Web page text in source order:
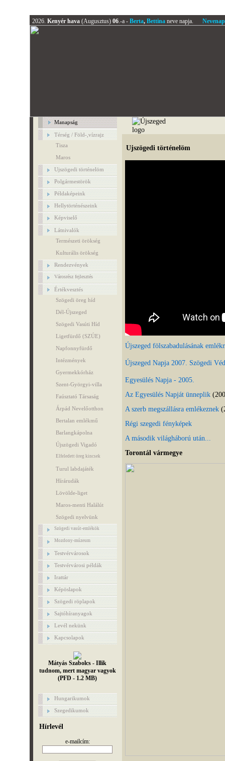
2026. Kenyér hava (Augusztus) 06.-a - Berta, Bettinaneve napja.
Manapság
Térség / Föld-,vízrajz
Tisza
Maros
Ujszögedi történelöm
Polgármestörök
Példaképeink
Hellytörténészeink
Képviselő
Látnivalók
Természeti örökség
Kulturális örökség
Rendezvények
Városrész fejlesztés
Értékvesztés
Szögedi öreg híd
Dél-Újszeged
Szögedi Vasúti Híd
Ligetfürdő (SZÚE)
Napfonnyfürdő
Intézmények
Gyermekkórház
Szent-Györgyi-villa
Faúsztató Társaság
Árpád Nevelőotthon
Bertalan emlékmű
Barlangkápolna
Újszögedi Vigadó
Elfeledett öreg kincsek
Turul labdajáték
Hírárudák
Lövölde-liget
Maros-menti Halálút
Szögedi nyelvünk
Szögedi vasút-emlékök
Mozdony-múzeum
Testvérvárosok
Testvérvárosi példák
Irattár
Képöslapok
Szögedi röplapok
Sajtóhíranyagok
Levél nekünk
Kapcsolapok
Mátyás Szabolcs - Illik
tudnom, mert magyar vagyok
(PFD - 1.2 MB)
Hungarikumok
Szegedikumok
Hírlevél
e-mailcím:
Ujszögedi történelöm
Újszeged fölszabadulásának
Újszeged Napja 2007. Szögedi
Egyesülés Napja - 2005.
Az Egyesülés Napját ünneplik
A szerb megszállásra emlékeznek
Régi szegedi fényképek
A második világháború után...
Torontál vármegye